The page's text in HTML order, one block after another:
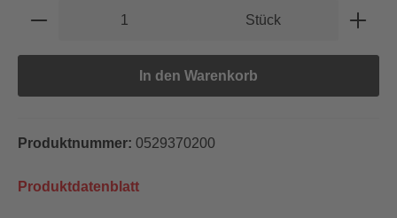
Produkt Anzahl: Gib den gewünschten
Stück
In den Warenkorb
Produktnummer: 0529370200
Produktdatenblatt